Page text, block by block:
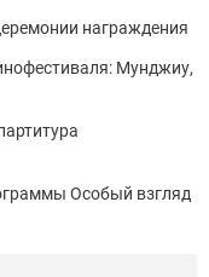
награждения
Мунджиу,
Особый взгляд